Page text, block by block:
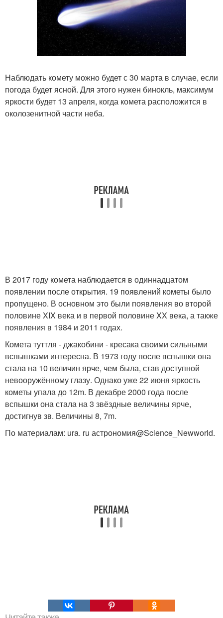
Наблюдать комету можно будет с 30 марта в случае, если
погода будет ясной. Для этого нужен бинокль, максимум
яркости будет 13 апреля, когда комета расположится в
околозенитной части неба.
В 2017 году комета наблюдается в одиннадцатом
появлении после открытия. 19 появлений кометы было
пропущено. В основном это были появления во второй
половине XIX века и в первой половине XX века, а также
появления в 1984 и 2011 годах.
Комета туттля - джакобини - кресака своими сильными
вспышками интересна. В 1973 году после вспышки она
стала на 10 величин ярче, чем была, став доступной
невооружённому глазу. Однако уже 22 июня яркость
кометы упала до 12m. В декабре 2000 года после
вспышки она стала на 3 звёздные величины ярче,
достигнув зв. Величины 8, 7m.
По материалам: ura. ru астрономия@Science_Newworld.